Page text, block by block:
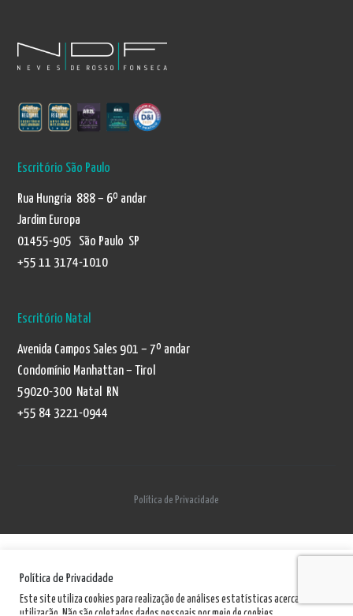
Escritório São Paulo
Rua Hungria 888 – 6º andar
Jardim Europa
01455-905 São Paulo SP
+55 11 3174-1010
Escritório Natal
Avenida Campos Sales 901 – 7º andar
Condomínio Manhattan – Tirol
59020-300 Natal RN
+55 84 3221-0944
Política de Privacidade
Política de Privacidade
Este site utiliza cookies para realização de análises estatísticas acerca de sua
utilização. Não são coletados dados pessoais por meio de cookies.